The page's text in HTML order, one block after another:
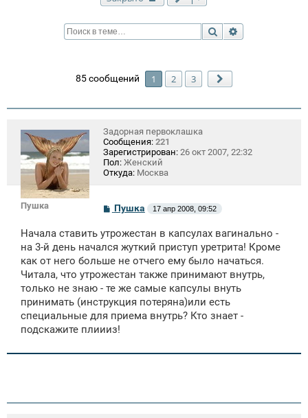
Поиск
85 сообщений 1 2 3
Пушка
Задорная первоклашка
Сообщения: 221
Зарегистрирован: 26 окт 2007, 22:32
Пол: Женский
Откуда: Москва
С
б
щ
н
и
Пушка 17 апр 2008, 09:52
Начала ставить утрожестан в капсулах вагинально -
на 3-й день начался жуткий приступ уретрита! Кроме
как от него больше не отчего ему было начаться.
Читала, что утрожестан также принимают внутрь,
только не знаю - те же самые капсулы внуть
принимать (инструкция потеряна)или есть
специальные для приема внутрь? Кто знает -
подскажите плиииз!